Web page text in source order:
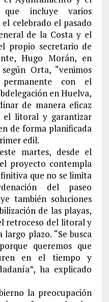
que incluye varios
celebrado el pasado
de la Costa y el
propio secretario de
Hugo Morán, en
Orta, “venimos
permanente con el
en Huelva,
de manera eficaz
el litoral y garantizar
de forma planificada
edil.
martes, desde el
proyecto contempla
que no se limita
del paseo
también soluciones
de las playas,
retroceso del litoral y
plazo. “Se busca
queremos que
en el tiempo y
ha explicado
la preocupación